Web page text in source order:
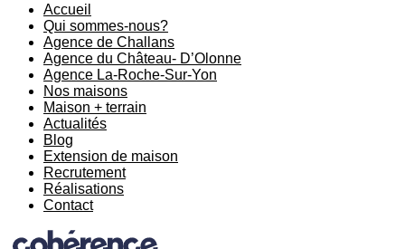
Accueil
Qui sommes-nous?
Agence de Challans
Agence du Château- D’Olonne
Agence La-Roche-Sur-Yon
Nos maisons
Maison + terrain
Actualités
Blog
Extension de maison
Recrutement
Réalisations
Contact